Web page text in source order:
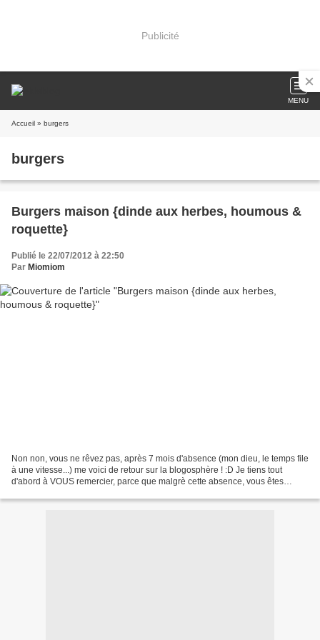
Publicité
MENU
Accueil » burgers
burgers
Burgers maison {dinde aux herbes, houmous &
roquette}
Publié le 22/07/2012 à 22:50
Par Miomiom
Non non, vous ne rêvez pas, après 7 mois d'absence (mon dieu, le temps file
à une vitesse...) me voici de retour sur la blogosphère ! :D Je tiens tout
d'abord à VOUS remercier, parce que malgrè cette absence, vous êtes